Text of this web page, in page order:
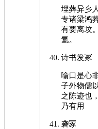
埋葬异乡
专诸梁鸿
有要离坟
氲。
诗书发冢
喻口是心
子外物儒
之陈迹也
乃有用
砻冢